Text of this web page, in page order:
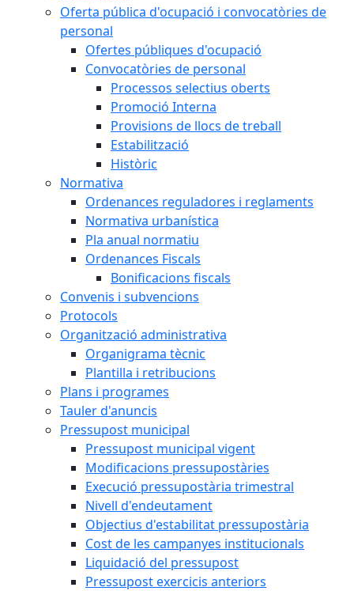
Oferta pública d'ocupació i convocatòries de
personal
Ofertes públiques d'ocupació
Convocatòries de personal
Processos selectius oberts
Promoció Interna
Provisions de llocs de treball
Estabilització
Històric
Normativa
Ordenances reguladores i reglaments
Normativa urbanística
Pla anual normatiu
Ordenances Fiscals
Bonificacions fiscals
Convenis i subvencions
Protocols
Organització administrativa
Organigrama tècnic
Plantilla i retribucions
Plans i programes
Tauler d'anuncis
Pressupost municipal
Pressupost municipal vigent
Modificacions pressupostàries
Execució pressupostària trimestral
Nivell d'endeutament
Objectius d'estabilitat pressupostària
Cost de les campanyes institucionals
Liquidació del pressupost
Pressupost exercicis anteriors